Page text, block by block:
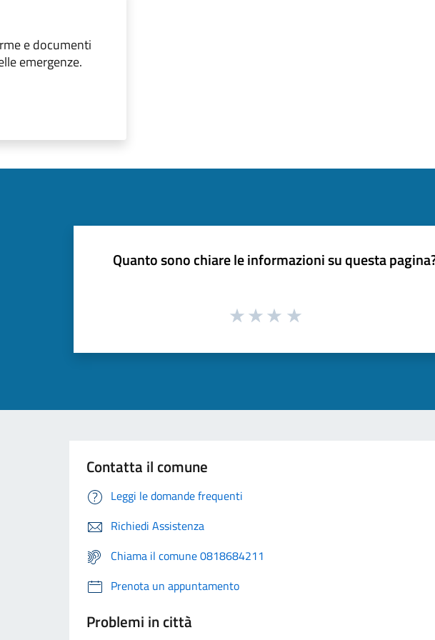
e documenti
emergenze.
Quanto sono chiare le informazioni su questa
Contatta il comune
Leggi le domande frequenti
Richiedi Assistenza
Chiama il comune 0818684211
Prenota un appuntamento
Problemi in città